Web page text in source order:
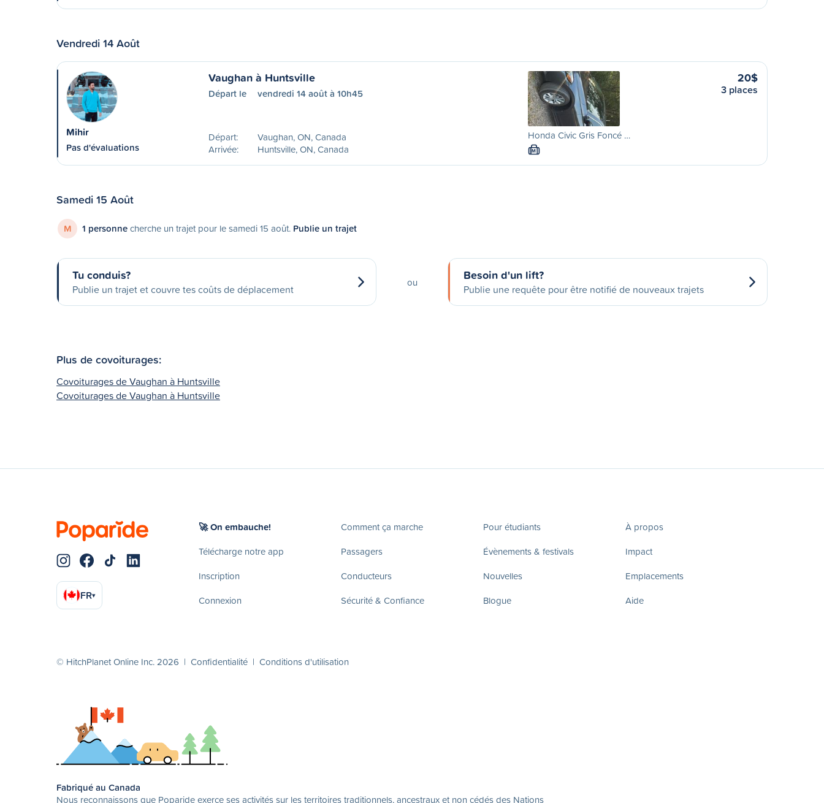
Vendredi 14 Août
Mihir
Pas d'évaluations
Vaughan à Huntsville
Départ le vendredi 14 août à 10h45
Départ:
Vaughan, ON, Canada
Arrivée:
Huntsville, ON, Canada
Honda Civic Gris Foncé …
M
20$
3 places
Samedi 15 Août
M 1 personnecherche un trajet pour le samedi 15 août. Publie un trajet
Tu conduis?
Publie un trajet et couvre tes coûts de déplacement
ou Besoin d'un lift?
Publie une requête pour être notifié de nouveaux trajets
Plus de covoiturages:
Covoiturages de Vaughan à Huntsville
Covoiturages de Vaughan à Huntsville
FR▾
🚀 On embauche!
Télécharge notre app
Inscription
Connexion
Comment ça marche
Passagers
Conducteurs
Sécurité & Confiance
Pour étudiants
Évènements & festivals
Nouvelles
Blogue
À propos
Impact
Emplacements
Aide
© HitchPlanet Online Inc. 2026 | Confidentialité | Conditions d'utilisation
Fabriqué au Canada
Nous reconnaissons que Poparide exerce ses activités sur les territoires traditionnels, ancestraux et non cédés des Nations